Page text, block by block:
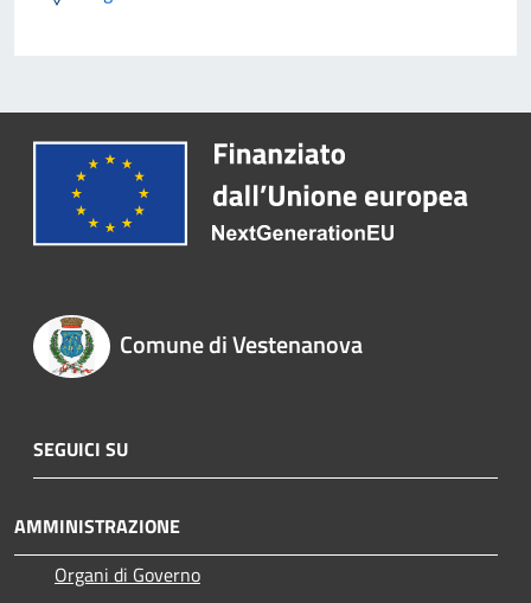
Comune di Vestenanova
SEGUICI SU
AMMINISTRAZIONE
Organi di Governo